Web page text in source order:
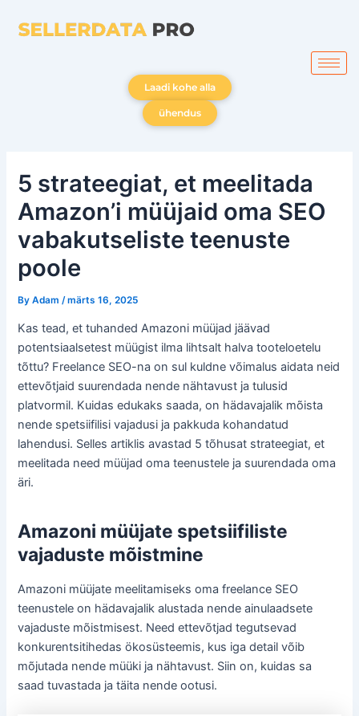
Laadi kohe alla
ühendus
5 strateegiat, et meelitada
Amazon’i müüjaid oma SEO
vabakutseliste teenuste
poole
ByAdam /märts 16, 2025
Kas tead, et tuhanded Amazoni müüjad jäävad
potentsiaalsetest müügist ilma lihtsalt halva tooteloetelu
tõttu? Freelance SEO-na on sul kuldne võimalus aidata neid
ettevõtjaid suurendada nende nähtavust ja tulusid
platvormil. Kuidas edukaks saada, on hädavajalik mõista
nende spetsiifilisi vajadusi ja pakkuda kohandatud
lahendusi. Selles artiklis avastad 5 tõhusat strateegiat, et
meelitada need müüjad oma teenustele ja suurendada oma
äri.
Amazoni müüjate spetsiifiliste
vajaduste mõistmine
Amazoni müüjate meelitamiseks oma freelance SEO
teenustele on hädavajalik alustada nende ainulaadsete
vajaduste mõistmisest. Need ettevõtjad tegutsevad
konkurentsitihedas ökosüsteemis, kus iga detail võib
mõjutada nende müüki ja nähtavust. Siin on, kuidas sa
saad tuvastada ja täita nende ootusi.